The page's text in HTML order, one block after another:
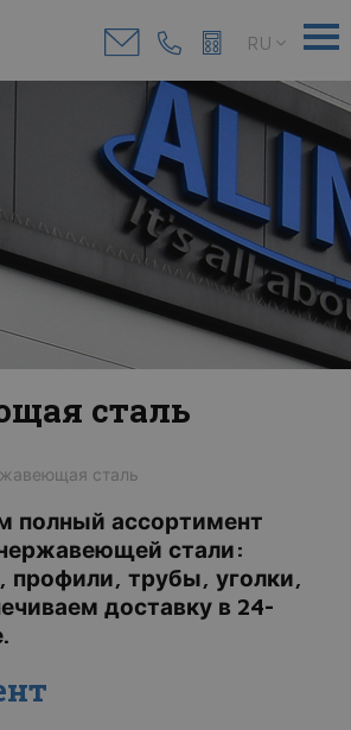
RU
сталь
сталь
полный ассортимент
стали:
профили, трубы, уголки,
доставку в 24-